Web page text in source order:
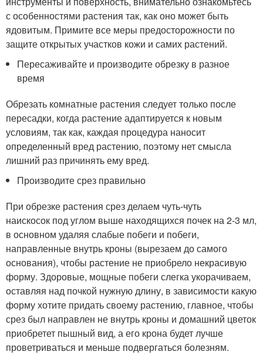
с особенностями растения так, как оно может быть
ядовитым. Примите все меры предосторожности по
защите открытых участков кожи и самих растений.
Пересаживайте и производите обрезку в разное
время
Обрезать комнатные растения следует только после
пересадки, когда растение адаптируется к новым
условиям, так как, каждая процедура наносит
определенный вред растению, поэтому нет смысла
лишний раз причинять ему вред.
Производите срез правильно
При обрезке растения срез делаем чуть-чуть
наискосок под углом выше находящихся почек на 2-3 мл,
в основном удаляя слабые побеги и побеги,
направленные внутрь кроны (вырезаем до самого
основания), чтобы растение не приобрело некрасивую
форму. Здоровые, мощные побеги слегка укорачиваем,
оставляя над почкой нужную длину, в зависимости какую
форму хотите придать своему растению, главное, чтобы
срез был направлен не внутрь кроны и домашний цветок
приобретет пышный вид, а его крона будет лучше
проветриваться и меньше подвергаться болезням.